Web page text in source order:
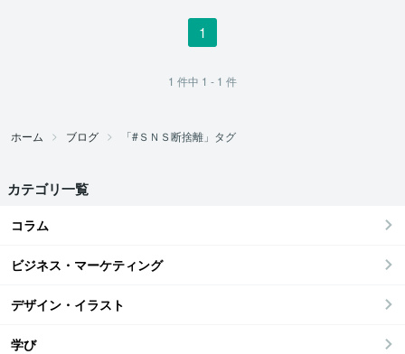
1
1 件中 1 - 1 件
ホーム ブログ 「#ＳＮＳ断捨離」タグ
カテゴリ一覧
コラム
ビジネス・マーケティング
デザイン・イラスト
学び